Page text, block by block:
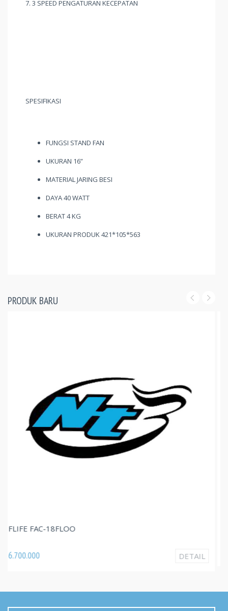
7. 3 SPEED PENGATURAN KECEPATAN
SPESIFIKASI
FUNGSI STAND FAN
UKURAN 16”
MATERIAL JARING BESI
DAYA 40 WATT
BERAT 4 KG
UKURAN PRODUK 421*105*563
PRODUK BARU